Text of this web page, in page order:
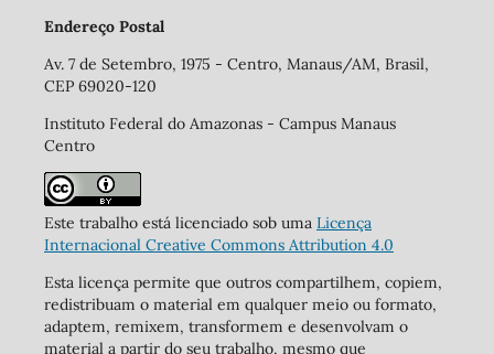
Endereço Postal
Av. 7 de Setembro, 1975 - Centro, Manaus/AM, Brasil,
CEP 69020-120
Instituto Federal do Amazonas - Campus Manaus
Centro
Este trabalho está licenciado sob uma Licença
Internacional Creative Commons Attribution 4.0
Esta licença permite que outros compartilhem, copiem,
redistribuam o material em qualquer meio ou formato,
adaptem, remixem, transformem e desenvolvam o
material a partir do seu trabalho, mesmo que